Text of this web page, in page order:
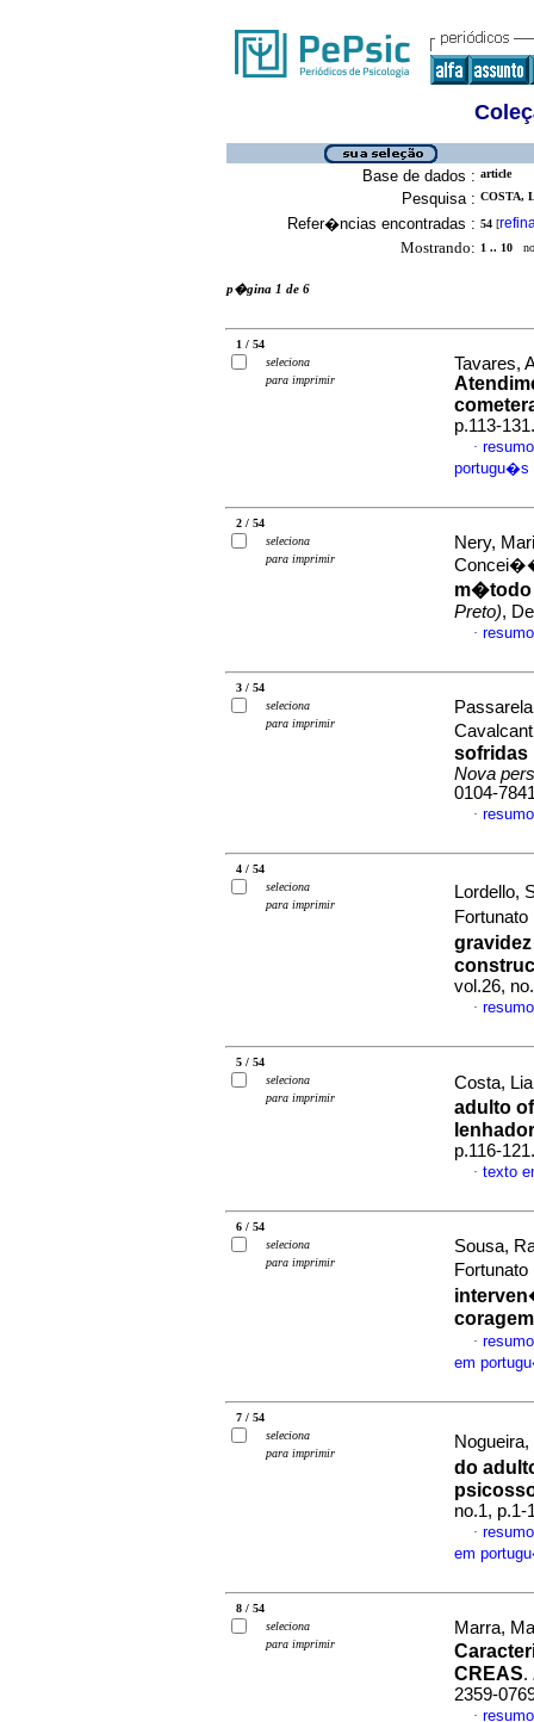
Base de dados : article
Pesquisa : COSTA,
Refer�ncias encontradas : 54 [
Mostrando: 1 .. 10
p�gina 1 de 6
1 / 54
seleciona
para imprimir
Tavares,
p.113-
·
portugu�s
2 / 54
seleciona
para imprimir
Nery,
m�todo
Preto),
·
3 / 54
seleciona
para imprimir
sofridas
Nova
0104-
·
4 / 54
seleciona
para imprimir
Lordello,
Fortunato
vol.26,
·
5 / 54
seleciona
para imprimir
Costa,
adulto
p.116-
· texto
6 / 54
seleciona
para imprimir
Sousa,
Fortunato
coragem
·
em
7 / 54
seleciona
para imprimir
do
no.1, p.1-
·
em
8 / 54
seleciona
para imprimir
Marra,
CREAS.
2359-
·